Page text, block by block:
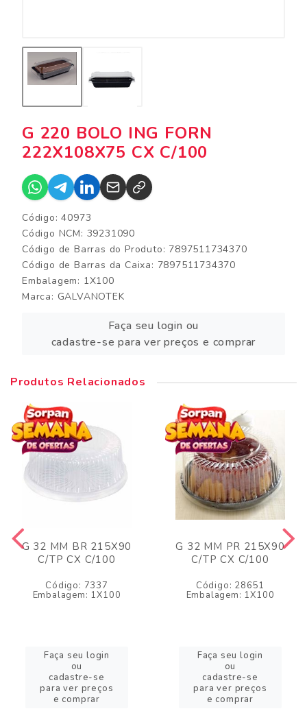
G 220 BOLO ING FORN
222X108X75 CX C/100
Código: 40973
Código NCM: 39231090
Código de Barras do Produto: 7897511734370
Código de Barras da Caixa: 7897511734370
Embalagem: 1X100
Marca: GALVANOTEK
Faça seu login ou
cadastre-se para ver preços e comprar
Produtos Relacionados
G 32 MM BR 215X90
C/TP CX C/100
Código: 7337
Embalagem: 1X100
Faça seu login
ou
cadastre-se
para ver preços
e comprar
G 32 MM PR 215X90
C/TP CX C/100
Código: 28651
Embalagem: 1X100
Faça seu login
ou
cadastre-se
para ver preços
e comprar